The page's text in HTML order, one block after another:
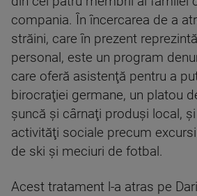
compania. În încercarea de a
străini, care în prezent
personal, este un program
care oferă asistenţă pentru a
birocraţiei germane, un platou
şuncă şi cârnaţi produşi local,
activităţi sociale precum
de ski şi meciuri de fotbal.
Acest tratament l-a atras pe